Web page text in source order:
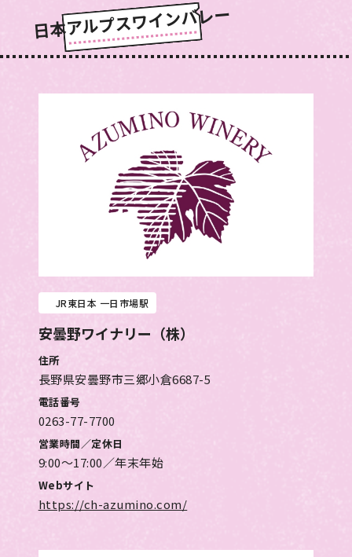
日本アルプスワインバレー
JR東日本 一日市場駅
安曇野ワイナリー（株）
住所
長野県安曇野市三郷小倉6687-5
電話番号
0263-77-7700
営業時間／定休日
9:00～17:00／年末年始
Webサイト
https://ch-azumino.com/